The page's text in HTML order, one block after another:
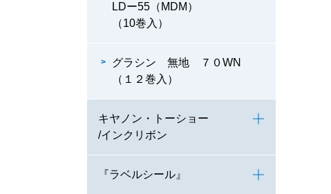
LDー55（MDM）
（10巻入）
グラシン 無地 ７０WN
（１２巻入）
キヤノン・トーショー
/インクリボン
『ラベルシール』